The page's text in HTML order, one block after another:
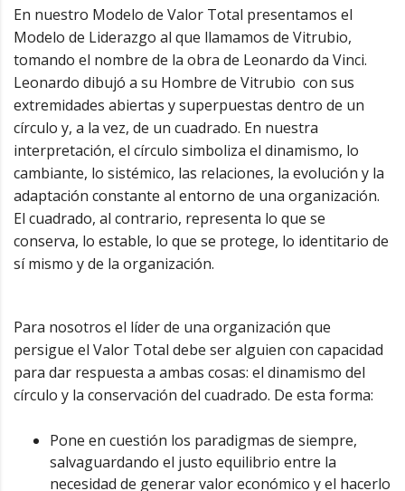
En nuestro Modelo de Valor Total presentamos el
Modelo de Liderazgo al que llamamos de Vitrubio,
tomando el nombre de la obra de Leonardo da Vinci.
Leonardo dibujó a su Hombre de Vitrubio con sus
extremidades abiertas y superpuestas dentro de un
círculo y, a la vez, de un cuadrado. En nuestra
interpretación, el círculo simboliza el dinamismo, lo
cambiante, lo sistémico, las relaciones, la evolución y la
adaptación constante al entorno de una organización.
El cuadrado, al contrario, representa lo que se
conserva, lo estable, lo que se protege, lo identitario de
sí mismo y de la organización.
Para nosotros el líder de una organización que
persigue el Valor Total debe ser alguien con capacidad
para dar respuesta a ambas cosas: el dinamismo del
círculo y la conservación del cuadrado. De esta forma:
Pone en cuestión los paradigmas de siempre,
salvaguardando el justo equilibrio entre la
necesidad de generar valor económico y el hacerlo